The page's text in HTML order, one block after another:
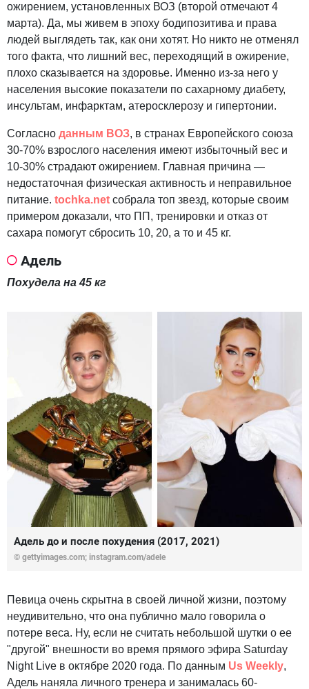
ожирением, установленных ВОЗ (второй отмечают 4
марта). Да, мы живем в эпоху бодипозитива и права
людей выглядеть так, как они хотят. Но никто не отменял
того факта, что лишний вес, переходящий в ожирение,
плохо сказывается на здоровье. Именно из-за него у
населения высокие показатели по сахарному диабету,
инсультам, инфарктам, атеросклерозу и гипертонии.
Согласно данным ВОЗ, в странах Европейского союза
30-70% взрослого населения имеют избыточный вес и
10-30% страдают ожирением. Главная причина —
недостаточная физическая активность и неправильное
питание. tochka.net собрала топ звезд, которые своим
примером доказали, что ПП, тренировки и отказ от
сахара помогут сбросить 10, 20, а то и 45 кг.
Адель
Похудела на 45 кг
Адель до и после похудения (2017, 2021)
© gettyimages.com; instagram.com/adele
Певица очень скрытна в своей личной жизни, поэтому
неудивительно, что она публично мало говорила о
потере веса. Ну, если не считать небольшой шутки о ее
"другой" внешности во время прямого эфира Saturday
Night Live в октябре 2020 года. По данным Us Weekly,
Адель наняла личного тренера и занималась 60-